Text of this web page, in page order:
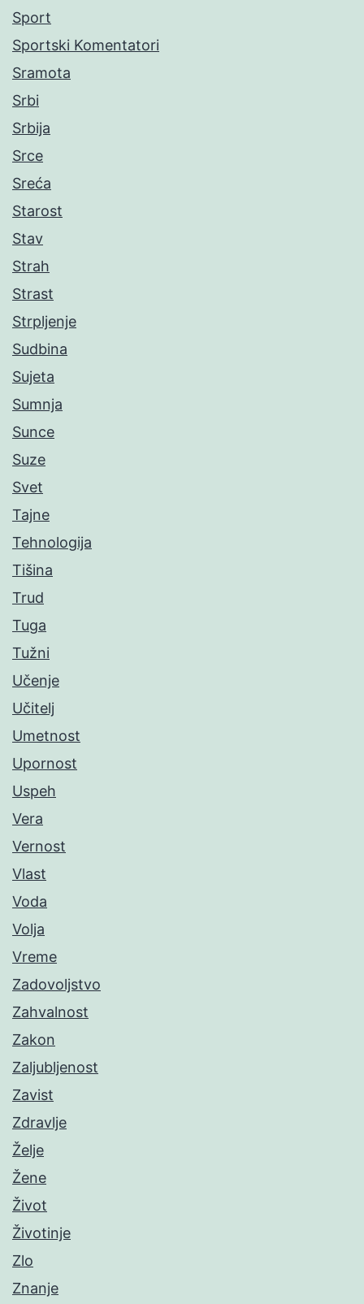
Sport
Sportski Komentatori
Sramota
Srbi
Srbija
Srce
Sreća
Starost
Stav
Strah
Strast
Strpljenje
Sudbina
Sujeta
Sumnja
Sunce
Suze
Svet
Tajne
Tehnologija
Tišina
Trud
Tuga
Tužni
Učenje
Učitelj
Umetnost
Upornost
Uspeh
Vera
Vernost
Vlast
Voda
Volja
Vreme
Zadovoljstvo
Zahvalnost
Zakon
Zaljubljenost
Zavist
Zdravlje
Želje
Žene
Život
Životinje
Zlo
Znanje